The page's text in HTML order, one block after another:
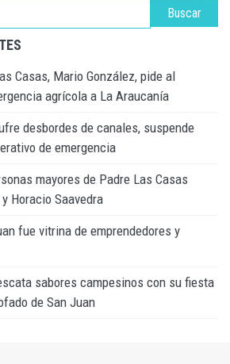
Casas, Mario González, pide al
agrícola a La Araucanía
desbordes de canales, suspende
de emergencia
mayores de Padre Las Casas
Horacio Saavedra
fue vitrina de emprendedores y
sabores campesinos con su fiesta
de San Juan